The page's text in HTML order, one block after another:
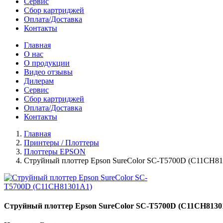
Сбор картриджей
Оплата/Доставка
Контакты
Главная
О нас
О продукции
Видео отзывы
Дилерам
Сервис
Сбор картриджей
Оплата/Доставка
Контакты
Главная
Принтеры / Плоттеры
Плоттеры EPSON
Струйный плоттер Epson SureColor SC-T5700D
Струйный плоттер Epson SureColor SC-T5700D